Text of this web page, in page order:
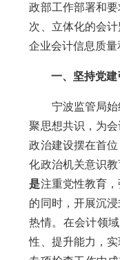
政部工作部署和
次、立体化的会
企业会计信息质
一、坚持党建
宁波监管局始终
聚思想共识，为
政治建设摆在首
化政治机关意识
是注重党性教育
的同时，开展沉
热情。在会计领
性、提升能力，实